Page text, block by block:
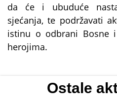
da će i ubuduće
sjećanja, te podržavati
istinu o odbrani Bosne
herojima.
Ostale